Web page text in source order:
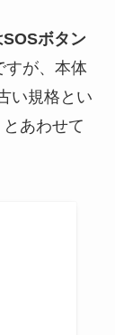
ボタン
すが、 本体
い規格 とい
あわせて